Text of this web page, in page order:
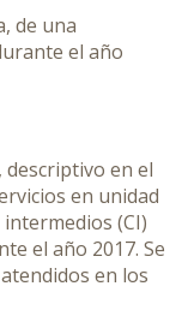
de una
el año
en el
en unidad
(CI)
el año 2017. Se
en los